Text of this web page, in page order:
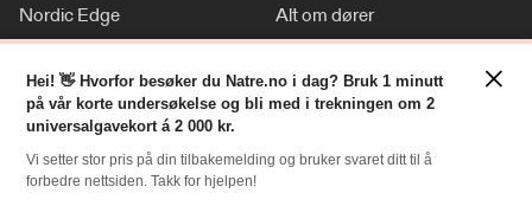
Nordic Edge
Klassisk stil
Tilpasninger
Alt om dører
Inspirasjon
Nyheter
RESSURSER
Hei! 👋 Hvorfor besøker du Natre.no i dag? Bruk 1 minutt
på vår korte undersøkelse og bli med i trekningen om 2
universalgavekort á 2 000 kr.
Vi setter stor pris på din tilbakemelding og bruker svaret ditt til å
forbedre nettsiden. Takk for hjelpen!
×